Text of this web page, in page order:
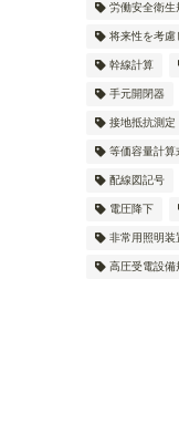
労働安全衛生
将来性を考慮
幹線計算
手元開閉器
接地抵抗測定
等価容量計算
配線図記号
電圧降下
非常用照明装
高圧受電設備